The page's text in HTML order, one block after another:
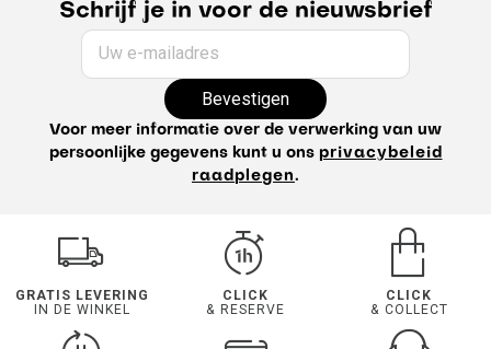
Schrijf je in voor de nieuwsbrief
Uw e-mailadres
Bevestigen
Voor meer informatie over de verwerking van uw
persoonlijke gegevens kunt u ons privacybeleid
raadplegen.
GRATIS LEVERING
IN DE WINKEL
CLICK
& RESERVE
CLICK
& COLLECT